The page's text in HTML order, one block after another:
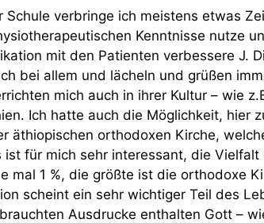
Schule verbringe ich meistens etwas
Kenntnisse nutze
mit den Patienten verbessere J.
bei allem und lächeln und grüßen
mich auch in ihrer Kultur – wie
Ich hatte auch die Möglichkeit, hier
äthiopischen orthodoxen Kirche,
ist für mich sehr interessant, die
mal 1 %, die größte ist die orthodoxe
scheint ein sehr wichtiger Teil des
Ausdrucke enthalten Gott –